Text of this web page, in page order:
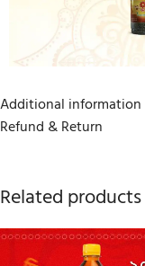
Additional information
Refund & Return
Related products